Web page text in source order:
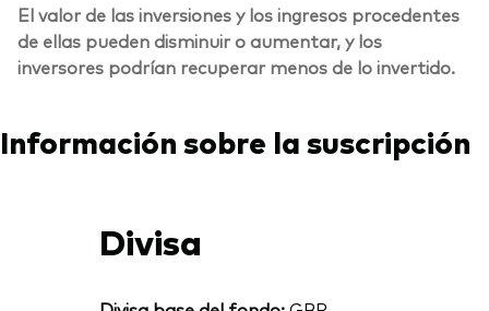
El valor de las inversiones y los ingresos procedentes
de ellas pueden disminuir o aumentar, y los
inversores podrían recuperar menos de lo invertido.
Información sobre la suscripción
Divisa